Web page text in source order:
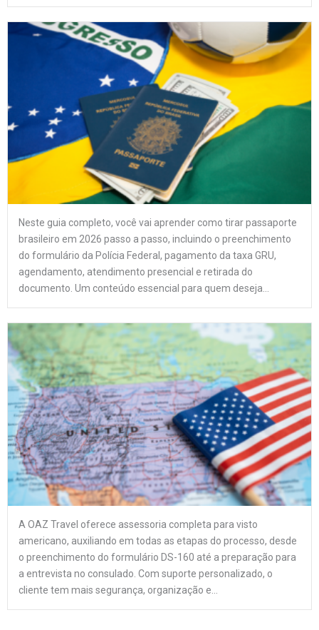
Neste guia completo, você vai aprender como tirar passaporte
brasileiro em 2026 passo a passo, incluindo o preenchimento
do formulário da Polícia Federal, pagamento da taxa GRU,
agendamento, atendimento presencial e retirada do
documento. Um conteúdo essencial para quem deseja...
A OAZ Travel oferece assessoria completa para visto
americano, auxiliando em todas as etapas do processo, desde
o preenchimento do formulário DS-160 até a preparação para
a entrevista no consulado. Com suporte personalizado, o
cliente tem mais segurança, organização e...